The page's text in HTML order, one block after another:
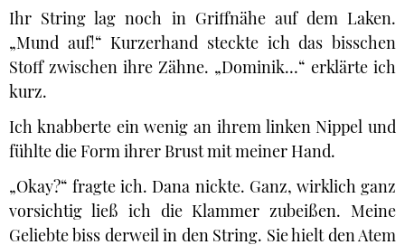
Ihr String lag noch in Griffnähe auf dem Laken.
„Mund auf!“ Kurzerhand steckte ich das bisschen
Stoff zwischen ihre Zähne. „Dominik…“ erklärte ich
kurz.
Ich knabberte ein wenig an ihrem linken Nippel und
fühlte die Form ihrer Brust mit meiner Hand.
„Okay?“ fragte ich. Dana nickte. Ganz, wirklich ganz
vorsichtig ließ ich die Klammer zubeißen. Meine
Geliebte biss derweil in den String. Sie hielt den Atem